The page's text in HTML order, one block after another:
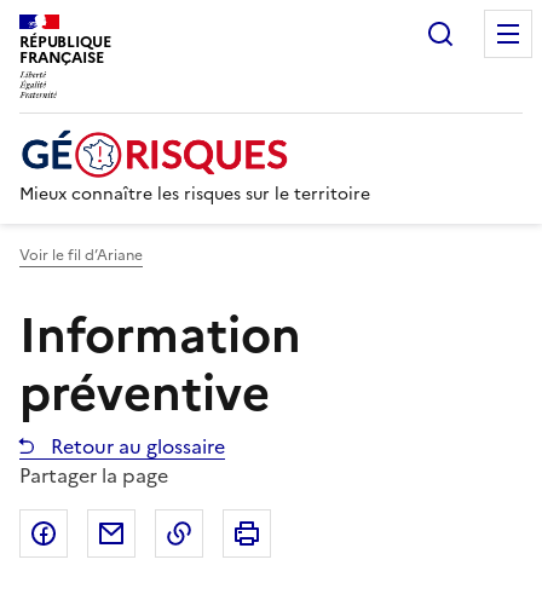
RÉPUBLIQUE
FRANÇAISE
Mieux connaître les risques sur le territoire
Voir le fil d’Ariane
Information
préventive
Retour au glossaire
Partager la page
Partager sur Facebook
Partager par emailCopier dans le presse-papier